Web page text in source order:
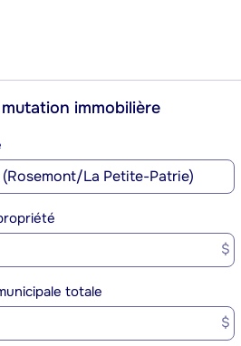
immobilière
$
totale
$